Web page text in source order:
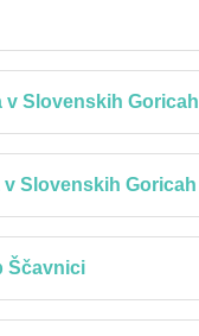
v Slovenskih Goricah
v Slovenskih Goricah
Ščavnici